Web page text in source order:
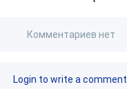
Комментариев нет
Login to write a comment.